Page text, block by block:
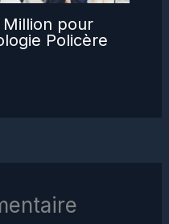
pour
Policère